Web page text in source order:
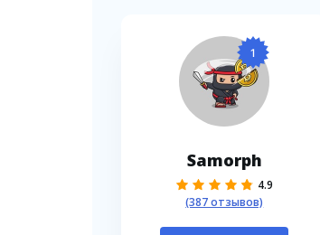
1
Samorph
4.9
(387 отзывов)